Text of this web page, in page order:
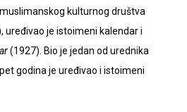
kulturnog društva
uređivao je istoimeni kalendar i
(1927). Bio je jedan od urednika
godina je uređivao i istoimeni